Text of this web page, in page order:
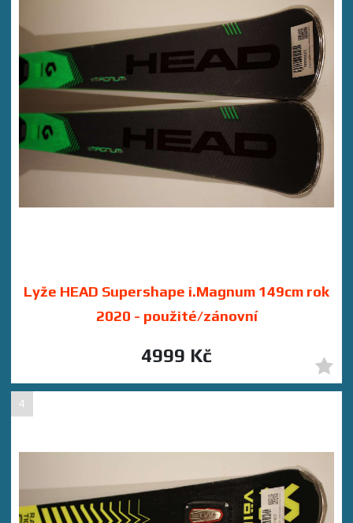
Lyže HEAD Supershape i.Magnum 149cm rok
2020 - použité/zánovní
4999 Kč
4